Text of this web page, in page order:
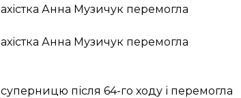
Анна Музичук перемогла
Анна Музичук перемогла
після 64-го ходу і перемогла